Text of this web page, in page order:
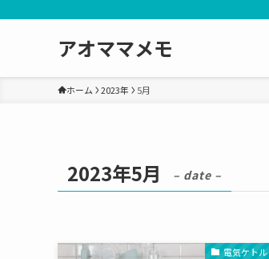
アオママメモ
ホーム 2023年 5月
2023年5月 – date –
電気ケトル